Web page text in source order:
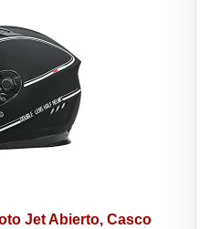
Jet Abierto, Casco